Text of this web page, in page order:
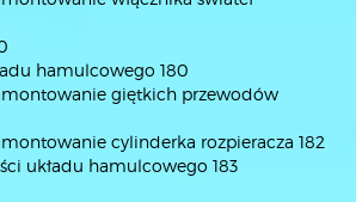
hamulcowego 180
giętkich przewodów
cylinderka rozpieracza 182
układu hamulcowego 183